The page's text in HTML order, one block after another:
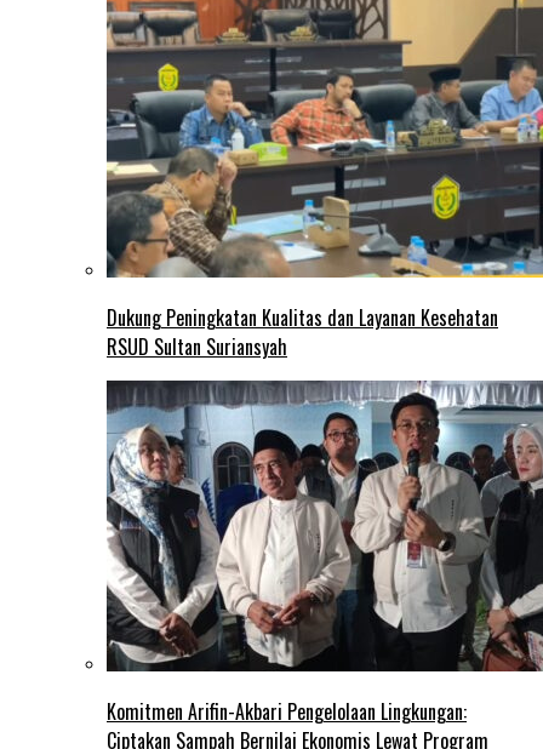
Dukung Peningkatan Kualitas dan Layanan Kesehatan
RSUD Sultan Suriansyah
Komitmen Arifin-Akbari Pengelolaan Lingkungan:
Ciptakan Sampah Bernilai Ekonomis Lewat Program